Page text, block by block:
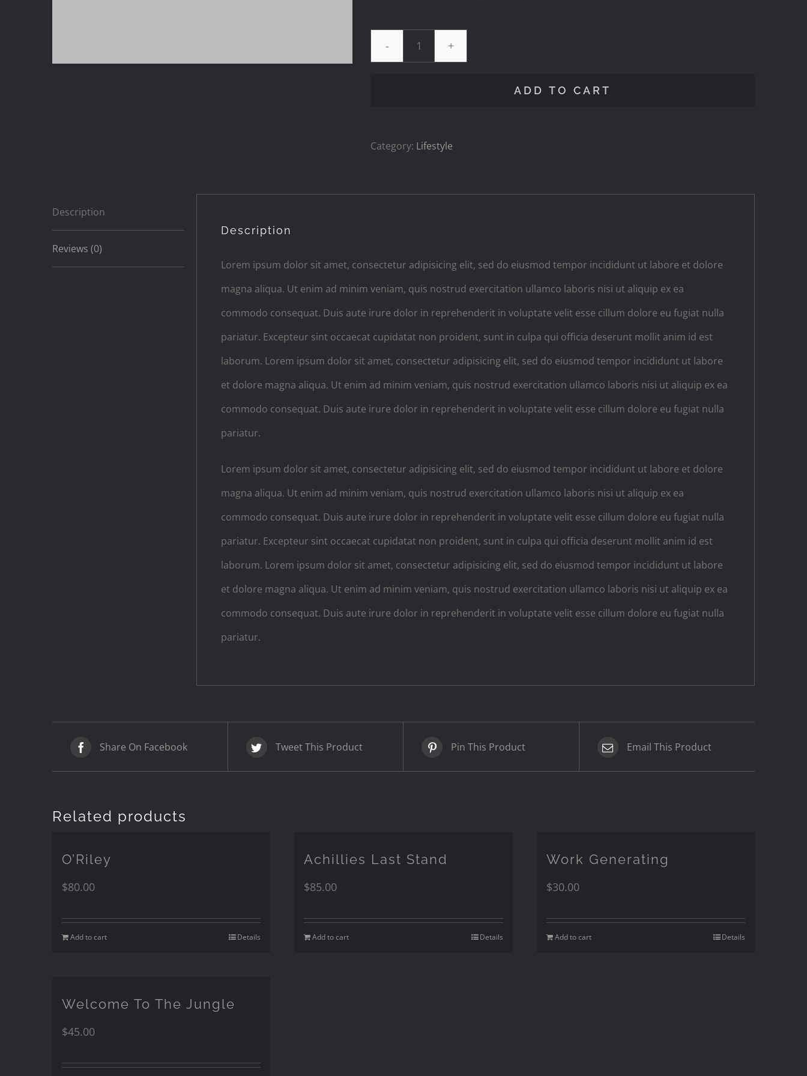
ADD TO CART
Category: Lifestyle
Description
Reviews (0)
Description
Lorem ipsum dolor sit amet, consectetur adipisicing elit, sed do eiusmod tempor incididunt ut labore et dolore
magna aliqua. Ut enim ad minim veniam, quis nostrud exercitation ullamco laboris nisi ut aliquip ex ea
commodo consequat. Duis aute irure dolor in reprehenderit in voluptate velit esse cillum dolore eu fugiat nulla
pariatur. Excepteur sint occaecat cupidatat non proident, sunt in culpa qui officia deserunt mollit anim id est
laborum. Lorem ipsum dolor sit amet, consectetur adipisicing elit, sed do eiusmod tempor incididunt ut labore
et dolore magna aliqua. Ut enim ad minim veniam, quis nostrud exercitation ullamco laboris nisi ut aliquip ex ea
commodo consequat. Duis aute irure dolor in reprehenderit in voluptate velit esse cillum dolore eu fugiat nulla
pariatur.
Lorem ipsum dolor sit amet, consectetur adipisicing elit, sed do eiusmod tempor incididunt ut labore et dolore
magna aliqua. Ut enim ad minim veniam, quis nostrud exercitation ullamco laboris nisi ut aliquip ex ea
commodo consequat. Duis aute irure dolor in reprehenderit in voluptate velit esse cillum dolore eu fugiat nulla
pariatur. Excepteur sint occaecat cupidatat non proident, sunt in culpa qui officia deserunt mollit anim id est
laborum. Lorem ipsum dolor sit amet, consectetur adipisicing elit, sed do eiusmod tempor incididunt ut labore
et dolore magna aliqua. Ut enim ad minim veniam, quis nostrud exercitation ullamco laboris nisi ut aliquip ex ea
commodo consequat. Duis aute irure dolor in reprehenderit in voluptate velit esse cillum dolore eu fugiat nulla
pariatur.
Share On Facebook Tweet This Product Pin This Product Email This Product
Related products
O’Riley
$80.00
Add to cart Details
Achillies Last Stand
$85.00
Add to cart Details
Work Generating
$30.00
Add to cart Details
Welcome To The Jungle
$45.00